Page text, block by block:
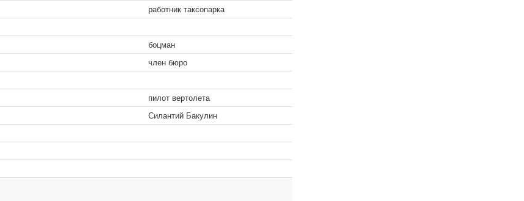
работник таксопарка
боцман
член бюро
пилот вертолета
Силантий Бакулин